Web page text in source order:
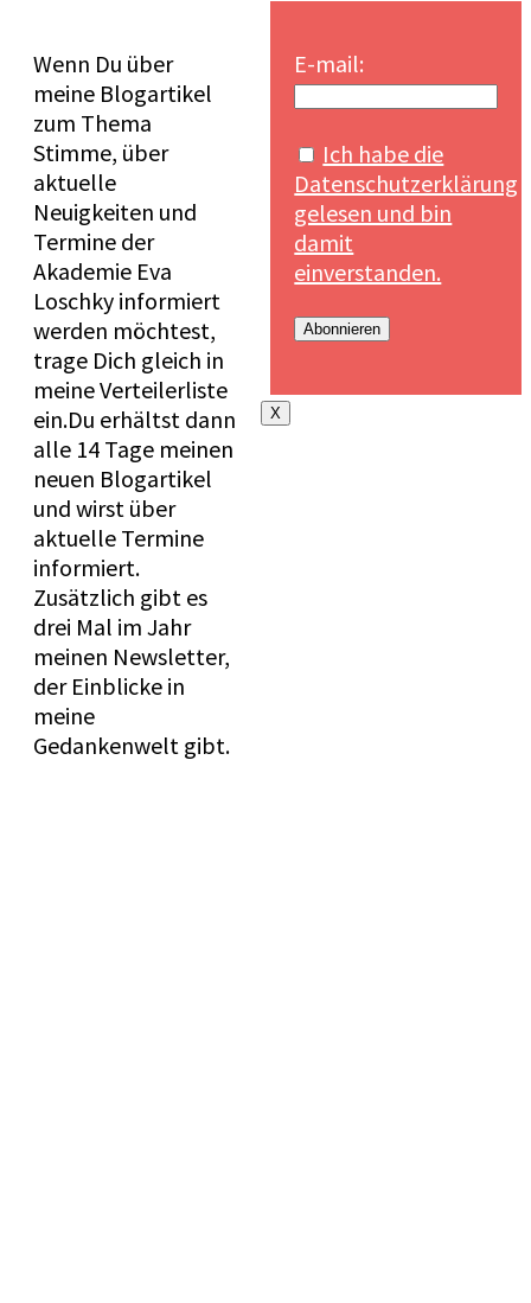
Wenn Du über
meine Blogartikel
zum Thema
Stimme, über
aktuelle
Neuigkeiten und
Termine der
Akademie Eva
Loschky informiert
werden möchtest,
trage Dich gleich in
meine Verteilerliste
ein.Du erhältst dann
alle 14 Tage meinen
neuen Blogartikel
und wirst über
aktuelle Termine
informiert.
Zusätzlich gibt es
drei Mal im Jahr
meinen Newsletter,
der Einblicke in
meine
Gedankenwelt gibt.
E-mail:
Ich habe die
Datenschutzerklärung
gelesen und bin
damit
einverstanden.
X